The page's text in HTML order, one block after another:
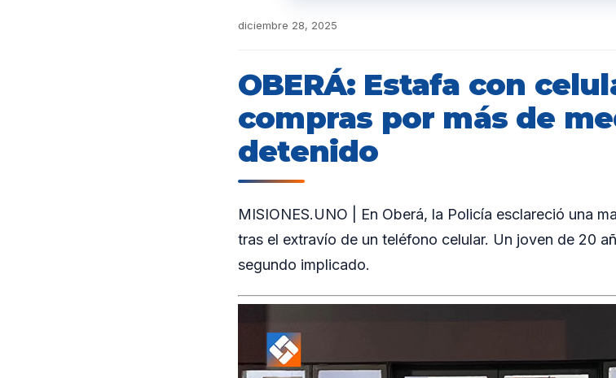
diciembre 28, 2025
OBERÁ: Estafa con
compras por más de
detenido
MISIONES.UNO | En Oberá, la Policía esclareció una
tras el extravío de un teléfono celular. Un joven de 20
segundo implicado.